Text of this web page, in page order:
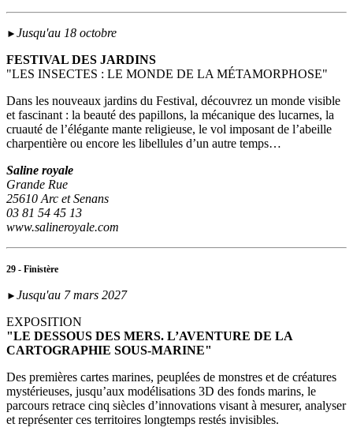
► Jusqu'au 18 octobre
FESTIVAL DES JARDINS
"LES INSECTES : LE MONDE DE LA MÉTAMORPHOSE"
Dans les nouveaux jardins du Festival, découvrez un monde visible
et fascinant : la beauté des papillons, la mécanique des lucarnes, la
cruauté de l’élégante mante religieuse, le vol imposant de l’abeille
charpentière ou encore les libellules d’un autre temps…
Saline royale
Grande Rue
25610 Arc et Senans
03 81 54 45 13
www.salineroyale.com
29 - Finistère
► Jusqu'au 7 mars 2027
EXPOSITION
"LE DESSOUS DES MERS. L’AVENTURE DE LA
CARTOGRAPHIE SOUS-MARINE"
Des premières cartes marines, peuplées de monstres et de créatures
mystérieuses, jusqu’aux modélisations 3D des fonds marins, le
parcours retrace cinq siècles d’innovations visant à mesurer, analyser
et représenter ces territoires longtemps restés invisibles.